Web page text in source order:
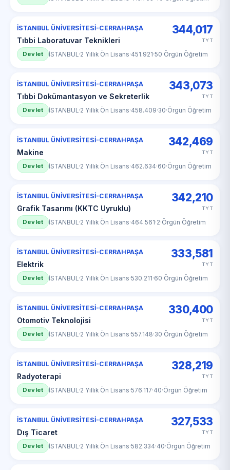
İSTANBUL ÜNİVERSİTESİ-CERRAHPAŞA
Tıbbi Laboratuvar Teknikleri
344,017
TYT
Devlet İSTANBUL ·2 Yıllık Ön Lisans·451.921·50·Örgün Öğretim
İSTANBUL ÜNİVERSİTESİ-CERRAHPAŞA
Tıbbi Dokümantasyon ve Sekreterlik
343,073
TYT
Devlet İSTANBUL ·2 Yıllık Ön Lisans·458.409·30·Örgün Öğretim
İSTANBUL ÜNİVERSİTESİ-CERRAHPAŞA
Makine
342,469
TYT
Devlet İSTANBUL ·2 Yıllık Ön Lisans·462.634·60·Örgün Öğretim
İSTANBUL ÜNİVERSİTESİ-CERRAHPAŞA
Grafik Tasarımı (KKTC Uyruklu)
342,210
TYT
Devlet İSTANBUL ·2 Yıllık Ön Lisans·464.561·2·Örgün Öğretim
İSTANBUL ÜNİVERSİTESİ-CERRAHPAŞA
Elektrik
333,581
TYT
Devlet İSTANBUL ·2 Yıllık Ön Lisans·530.211·60·Örgün Öğretim
İSTANBUL ÜNİVERSİTESİ-CERRAHPAŞA
Otomotiv Teknolojisi
330,400
TYT
Devlet İSTANBUL ·2 Yıllık Ön Lisans·557.148·30·Örgün Öğretim
İSTANBUL ÜNİVERSİTESİ-CERRAHPAŞA
Radyoterapi
328,219
TYT
Devlet İSTANBUL ·2 Yıllık Ön Lisans·576.117·40·Örgün Öğretim
İSTANBUL ÜNİVERSİTESİ-CERRAHPAŞA
Dış Ticaret
327,533
TYT
Devlet İSTANBUL ·2 Yıllık Ön Lisans·582.334·40·Örgün Öğretim